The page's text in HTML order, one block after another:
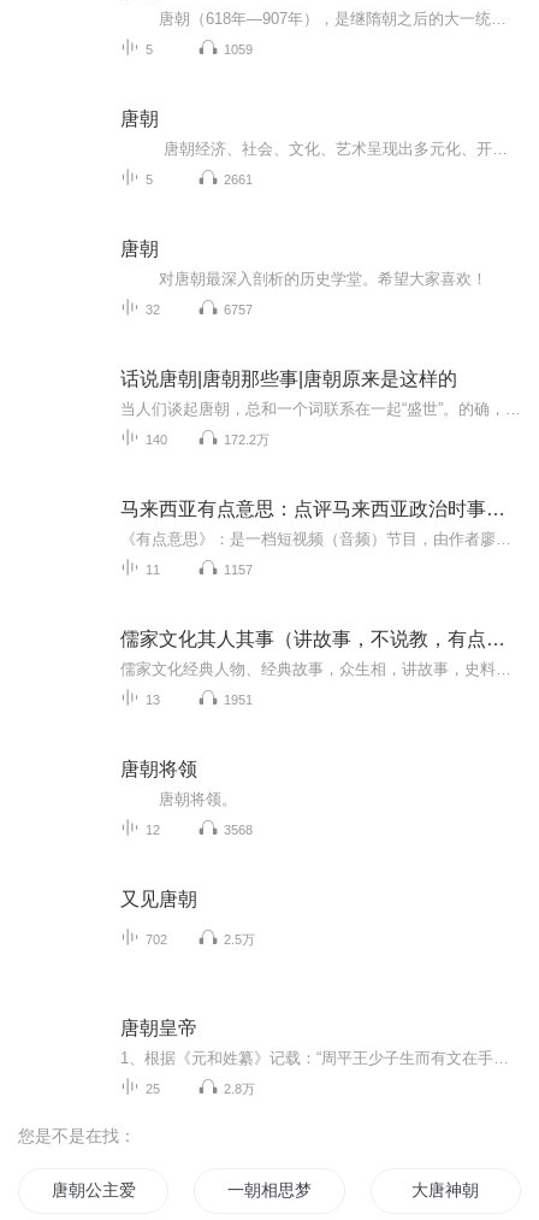
5 1059
唐朝
5 2661
唐朝
对唐朝最深入剖析的历史学堂。希望大家喜欢！
32 6757
话说唐朝|唐朝那些事|唐朝原来是这样的
140 172.2万
马来西亚有点意思：点评马来西亚政治时事社会现象
11 1157
儒家文化其人其事（讲故事，不说教，有点意思）
13 1951
唐朝将领
唐朝将领。
12 3568
又见唐朝
702 2.5万
唐朝皇帝
25 2.8万
您是不是在找：
唐朝公主爱上我 一朝相思梦千年 大唐神朝